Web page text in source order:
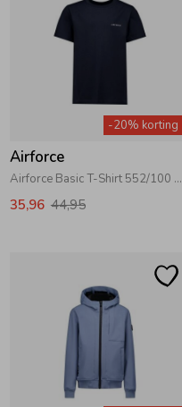
-20% korting
Airforce
Airforce Basic T-Shirt 552/100 Dark Navy Blue\White
35,96 44,95